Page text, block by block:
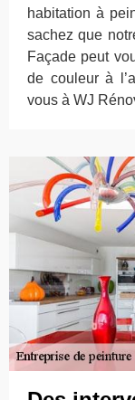
habitation à
sachez que
Façade peut
de couleur à
vous à WJ